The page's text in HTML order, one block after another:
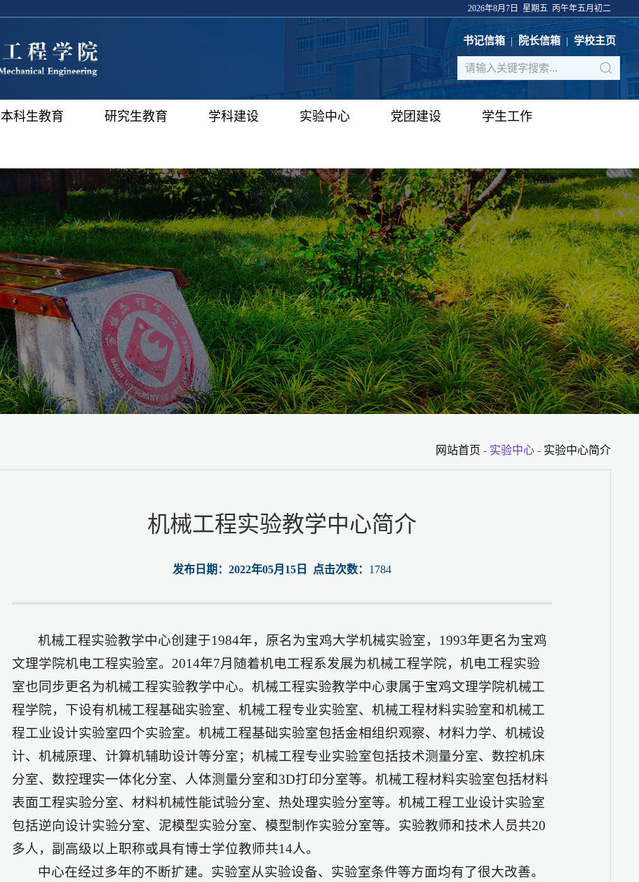
2026年8月7日 星期五 丙午年五月初二
学校主页
|
院长信箱
|
书记信箱
本科生教育 研究生教育 学科建设 实验中心 党团建设 学生工作
网站首页 - 实验中心 - 实验中心简介
机械工程实验教学中心简介
发布日期：2022年05月15日 点击次数： 1784
机械工程实验教学中心创建于1984年，原名为宝鸡大学机械实验室，1993年更名为宝鸡
文理学院机电工程实验室。2014年7月随着机电工程系发展为机械工程学院，机电工程实验
室也同步更名为机械工程实验教学中心。机械工程实验教学中心隶属于宝鸡文理学院机械工
程学院，下设有机械工程基础实验室、机械工程专业实验室、机械工程材料实验室和机械工
程工业设计实验室四个实验室。机械工程基础实验室包括金相组织观察、材料力学、机械设
计、机械原理、计算机辅助设计等分室；机械工程专业实验室包括技术测量分室、数控机床
分室、数控理实一体化分室、人体测量分室和3D打印分室等。机械工程材料实验室包括材料
表面工程实验分室、材料机械性能试验分室、热处理实验分室等。机械工程工业设计实验室
包括逆向设计实验分室、泥模型实验分室、模型制作实验分室等。实验教师和技术人员共20
多人，副高级以上职称或具有博士学位教师共14人。
中心在经过多年的不断扩建。实验室从实验设备、实验室条件等方面均有了很大改善。